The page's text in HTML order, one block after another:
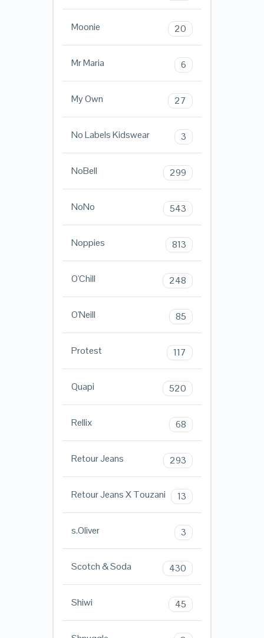
Moonie 20
Mr Maria 6
My Own 27
No Labels Kidswear 3
NoBell 299
NoNo 543
Noppies 813
O'Chill 248
O'Neill 85
Protest 117
Quapi 520
Rellix 68
Retour Jeans 293
Retour Jeans X Touzani 13
s.Oliver 3
Scotch & Soda 430
Shiwi 45